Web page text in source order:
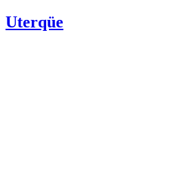
Uterqüe